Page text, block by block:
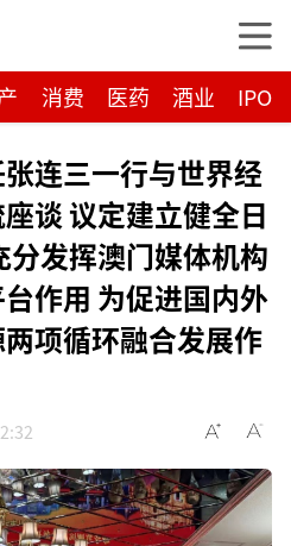
消费 医药 酒业 IPO
连三一行与世界经
谈 议定建立健全日
发挥澳门媒体机构
作用 为促进国内外
项循环融合发展作